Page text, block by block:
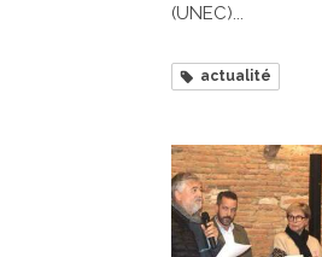
(UNEC)...
actualité